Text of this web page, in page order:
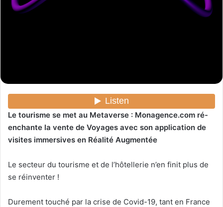
Le tourisme se met au Metaverse : Monagence.com ré-
enchante la vente de Voyages avec son application de
visites immersives en Réalité Augmentée
Le secteur du tourisme et de l’hôtellerie n’en finit plus de
se réinventer !
Durement touché par la crise de Covid-19, tant en France